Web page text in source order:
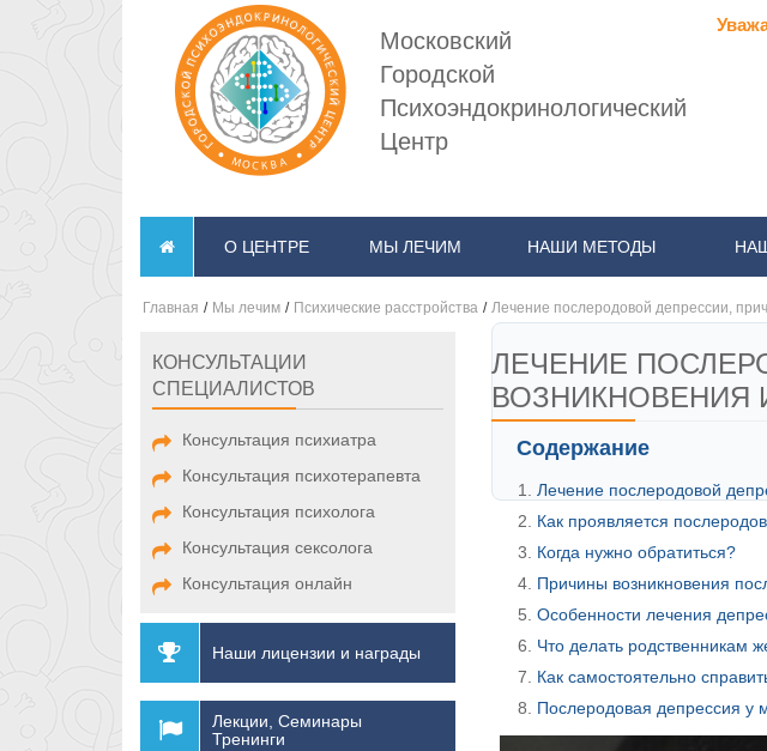
Московский
Городской
Психоэндокринологический
Центр
О ЦЕНТРЕ МЫ ЛЕЧИМ НАШИ МЕТОДЫ
Главная / Мы лечим / Психические расстройства / Лечение послеродовой депрессии,
КОНСУЛЬТАЦИИ
СПЕЦИАЛИСТОВ
Консультация психиатра
Консультация психотерапевта
Консультация психолога
Консультация сексолога
Консультация онлайн
Наши лицензии и награды
Лекции, Семинары
Тренинги
ЛЕЧЕНИЕ
Содержание
Лечение послеродовой
Как проявляется
Когда нужно обратиться?
Причины возникновения
Особенности лечения
Что делать родственникам
Как самостоятельно
Послеродовая депрессия у